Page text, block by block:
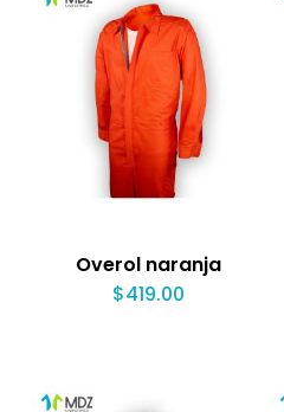
Overol naranja
$419.00